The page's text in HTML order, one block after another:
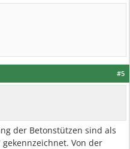
#5
der Betonstützen sind als
Von der